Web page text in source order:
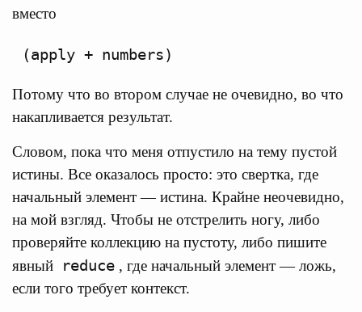
вместо
Потому что во втором случае не очевидно, во что
накапливается результат.
Словом, пока что меня отпустило на тему пустой
истины. Все оказалось просто: это свертка, где
начальный элемент — истина. Крайне неочевидно,
на мой взгляд. Чтобы не отстрелить ногу, либо
проверяйте коллекцию на пустоту, либо пишите
явный
reduce , где начальный элемент — ложь,
если того требует контекст.